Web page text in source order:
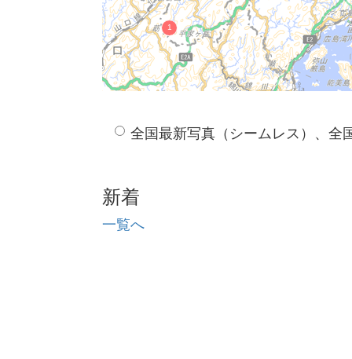
全国最新写真（シームレス）、全
新着
一覧へ